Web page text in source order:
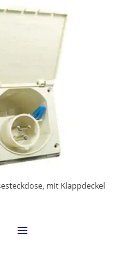
mit Klappdeckel